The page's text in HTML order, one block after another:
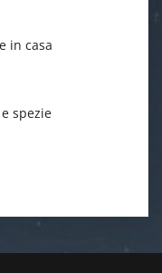
in casa
spezie